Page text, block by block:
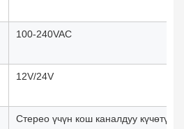
100‐240VAC
12V/24V
Стерео үчүн кош каналдуу